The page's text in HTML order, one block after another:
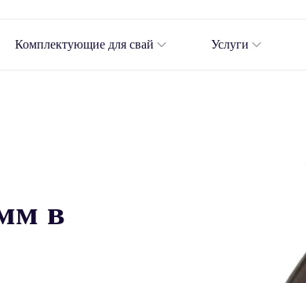
Комплектующие для свай Услуги
в